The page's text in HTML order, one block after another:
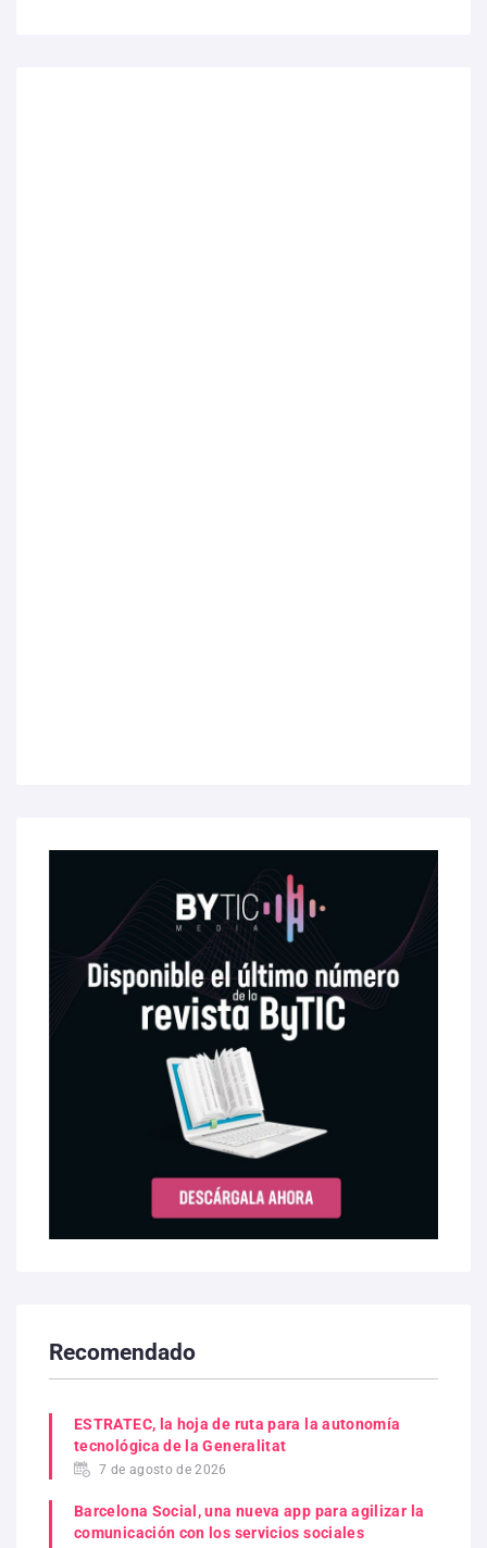
Recomendado
ESTRATEC, la hoja de ruta para la autonomía
tecnológica de la Generalitat
7 de agosto de 2026
Barcelona Social, una nueva app para agilizar la
comunicación con los servicios sociales